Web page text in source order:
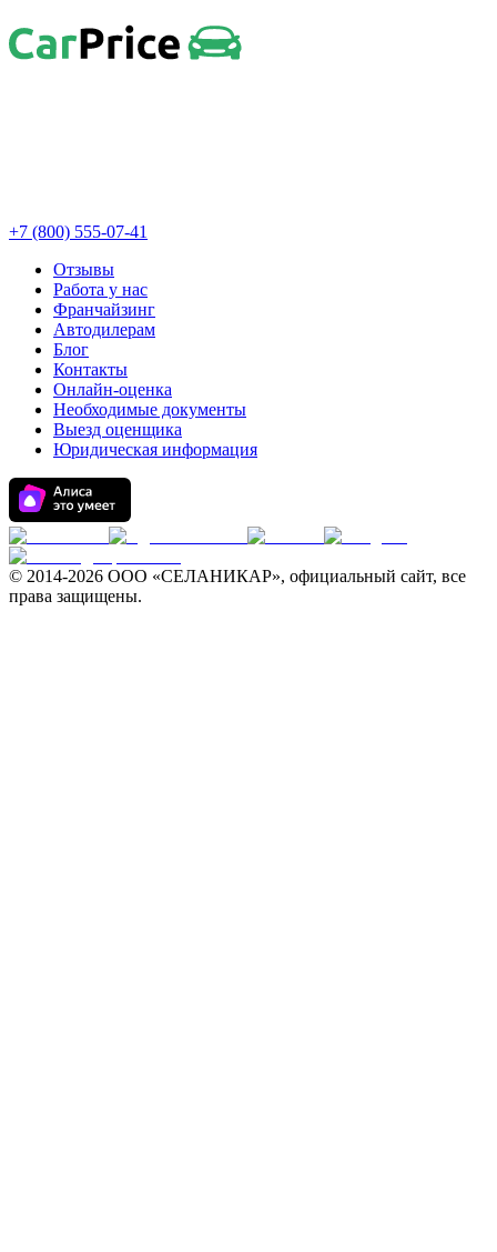
+7 (800) 555-07-41
Отзывы
Работа у нас
Франчайзинг
Автодилерам
Блог
Контакты
Онлайн-оценка
Необходимые документы
Выезд оценщика
Юридическая информация
© 2014-2026 ООО «СЕЛАНИКАР», официальный сайт, все
права защищены.